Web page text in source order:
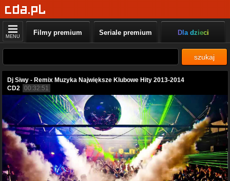
MENU Filmy premium Seriale premium Dla dzieci
szukaj
Dj Siwy - Remix Muzyka Największe Klubowe Hity 2013-2014
CD2 00:32:51